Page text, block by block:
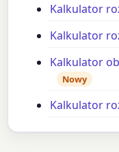
Kalkulator
Kalkulator
Kalkulator
Nowy
Kalkulator